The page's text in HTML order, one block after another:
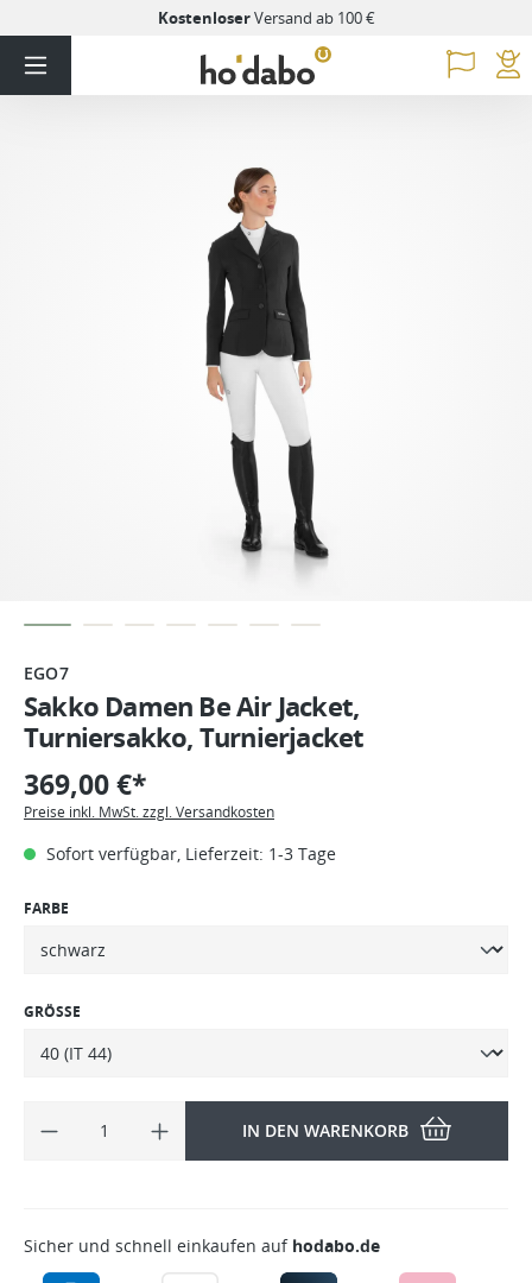
KostenloserVersand ab 100 €
EGO7
Sakko Damen Be Air Jacket,
Turniersakko, Turnierjacket
369,00 €*
Preise inkl. MwSt. zzgl. Versandkosten
Sofort verfügbar, Lieferzeit: 1-3 Tage
FARBE
GRÖSSE
IN DEN WARENKORB
Sicher und schnell einkaufen auf hodabo.de